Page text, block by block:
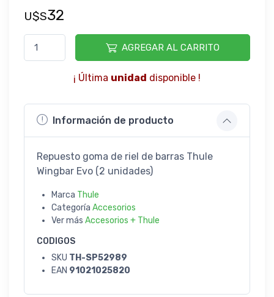
U$S32
AGREGAR AL CARRITO
¡ Última unidad disponible !
Información de producto
Repuesto goma de riel de barras Thule
Wingbar Evo (2 unidades)
Marca Thule
Categoría Accesorios
Ver más Accesorios + Thule
CODIGOS
SKU TH-SP52989
EAN 91021025820